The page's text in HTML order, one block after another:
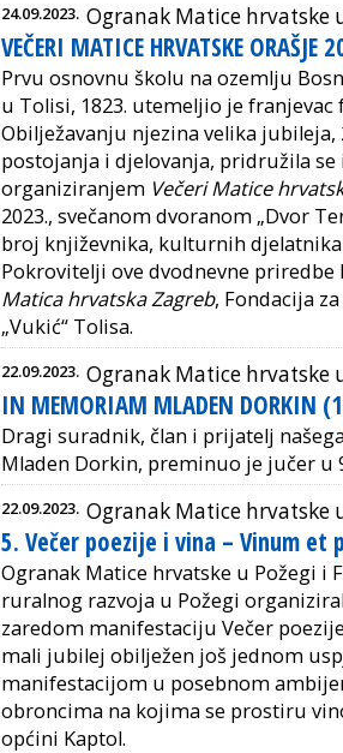
24.09.2023. Ogranak Matice hrvatske
VEČERI MATICE HRVATSKE ORAŠJE
Prvu osnovnu školu na ozemlju
u Tolisi, 1823. utemeljio je franjevac
Obilježavanju njezina velika
postojanja i djelovanja, pridružila se
organiziranjem Večeri Matice
2023., svečanom dvoranom „Dvor
broj književnika, kulturnih
Pokrovitelji ove dvodnevne priredbe
Matica hrvatska Zagreb, Fondacija
„Vukić“ Tolisa.
22.09.2023. Ogranak Matice hrvatske
IN MEMORIAM MLADEN DORKIN
Dragi suradnik, član i prijatelj
Mladen Dorkin, preminuo je jučer u
22.09.2023. Ogranak Matice hrvatske
5. Večer poezije i vina – Vinum et
Ogranak Matice hrvatske u Požegi i
ruralnog razvoja u Požegi
zaredom manifestaciju Večer
mali jubilej obilježen još jednom
manifestacijom u posebnom
obroncima na kojima se prostiru
općini Kaptol.